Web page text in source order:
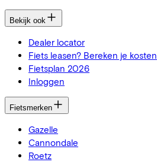
Bekijk ook
Dealer locator
Fiets leasen? Bereken je kosten
Fietsplan 2026
Inloggen
Fietsmerken
Gazelle
Cannondale
Roetz